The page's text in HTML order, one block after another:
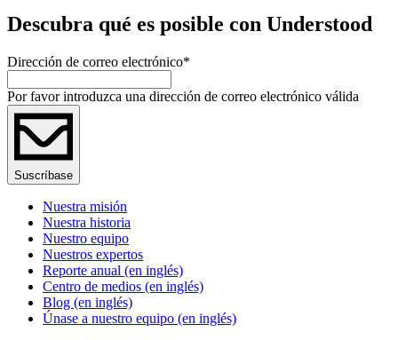
Descubra qué es posible con Understood
Dirección de correo electrónico*
Por favor introduzca una dirección de correo electrónico válida
Suscríbase
Nuestra misión
Nuestra historia
Nuestro equipo
Nuestros expertos
Reporte anual (en inglés)
Centro de medios (en inglés)
Blog (en inglés)
Únase a nuestro equipo (en inglés)